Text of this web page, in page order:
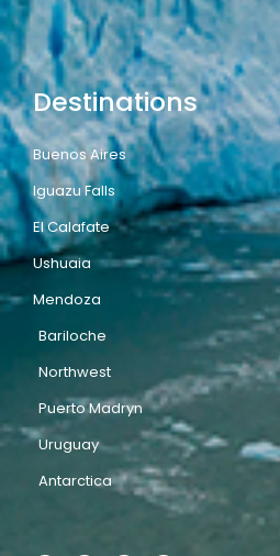
Destinations
Buenos Aires
Iguazu Falls
El Calafate
Ushuaia
Mendoza
Bariloche
Northwest
Puerto Madryn
Uruguay
Antarctica